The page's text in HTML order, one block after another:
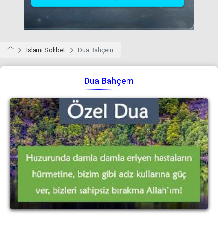
İslami Sohbet Dua Bahçem
Dua Bahçem